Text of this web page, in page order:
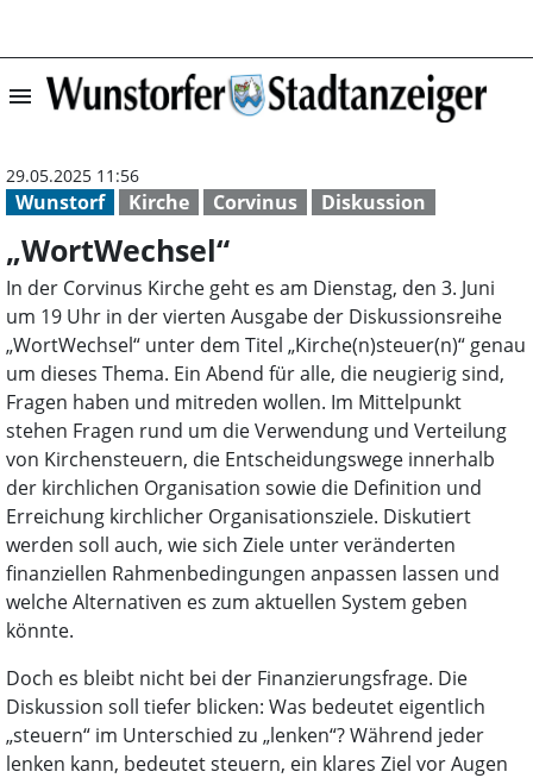
menu „WortWechsel“
Wunstorf Kirche Corvinus Diskussion
29.05.2025 11:56
„WortWechsel“
In der Corvinus Kirche geht es am Dienstag, den 3. Juni
um 19 Uhr in der vierten Ausgabe der Diskussionsreihe
„WortWechsel“ unter dem Titel „Kirche(n)steuer(n)“ genau
um dieses Thema. Ein Abend für alle, die neugierig sind,
Fragen haben und mitreden wollen. Im Mittelpunkt
stehen Fragen rund um die Verwendung und Verteilung
von Kirchensteuern, die Entscheidungswege innerhalb
der kirchlichen Organisation sowie die Definition und
Erreichung kirchlicher Organisationsziele. Diskutiert
werden soll auch, wie sich Ziele unter veränderten
finanziellen Rahmenbedingungen anpassen lassen und
welche Alternativen es zum aktuellen System geben
könnte.
Doch es bleibt nicht bei der Finanzierungsfrage. Die
Diskussion soll tiefer blicken: Was bedeutet eigentlich
„steuern“ im Unterschied zu „lenken“? Während jeder
lenken kann, bedeutet steuern, ein klares Ziel vor Augen